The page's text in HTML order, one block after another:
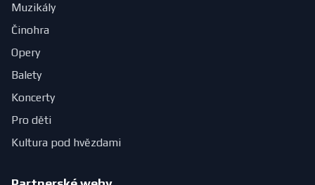
Muzikály
Činohra
Opery
Balety
Koncerty
Pro děti
Kultura pod hvězdami